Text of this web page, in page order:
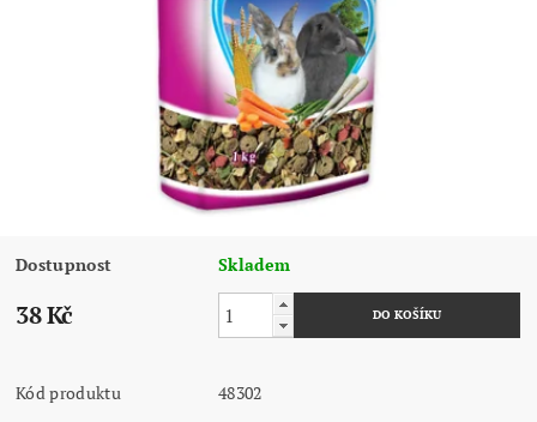
Dostupnost Skladem
38 Kč
Kód produktu 48302